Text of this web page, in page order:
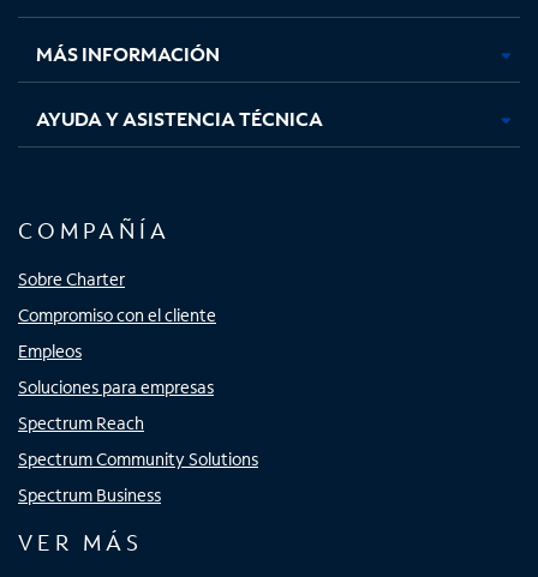
nuevanuevanuevanueva
MÁS INFORMACIÓN
AYUDA Y ASISTENCIA TÉCNICA
COMPAÑÍA
Sobre Charter
Compromiso con el cliente
Empleos
Soluciones para empresas
Spectrum Reach
Spectrum Community Solutions
Spectrum Business
VER MÁS